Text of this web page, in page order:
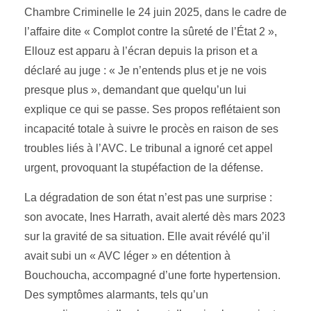
Chambre Criminelle le 24 juin 2025, dans le cadre de
l’affaire dite « Complot contre la sûreté de l’État 2 »,
Ellouz est apparu à l’écran depuis la prison et a
déclaré au juge : « Je n’entends plus et je ne vois
presque plus », demandant que quelqu’un lui
explique ce qui se passe. Ses propos reflétaient son
incapacité totale à suivre le procès en raison de ses
troubles liés à l’AVC. Le tribunal a ignoré cet appel
urgent, provoquant la stupéfaction de la défense.
La dégradation de son état n’est pas une surprise :
son avocate, Ines Harrath, avait alerté dès mars 2023
sur la gravité de sa situation. Elle avait révélé qu’il
avait subi un « AVC léger » en détention à
Bouchoucha, accompagné d’une forte hypertension.
Des symptômes alarmants, tels qu’un